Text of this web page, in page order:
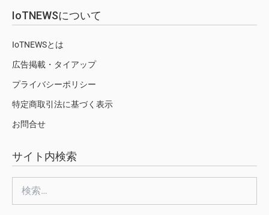
IoTNEWSについて
IoTNEWSとは
広告掲載・タイアップ
プライバシーポリシー
特定商取引法に基づく表示
お問合せ
サイト内検索
索: